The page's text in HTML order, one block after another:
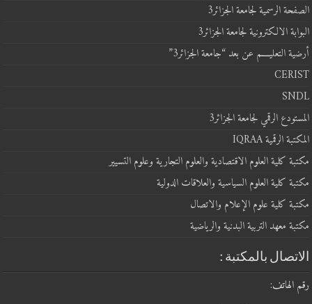
الصفحة الرسمية لجامعة الجزائر3
البوابة الالكترونية لجامعة الجزائر3
أرضية التعليــــم عن بعد “جامعة الجزائر3”
CERIST
SNDL
المستودع الرقمي لجامعة الجزائر3
المكتبة الرقمية IQRAA
مكتبة كلية العلوم الاقتصادية والعلوم التجارية وعلوم التسيير
مكتبة كلية العلوم السياسية والعلاقات الدولية
مكتبة كلية علوم الإعلام والاتصال
مكتبة معهد التربية البدنية والرياضية
الاتصال بالمكتبة :
رقم الهاتف: